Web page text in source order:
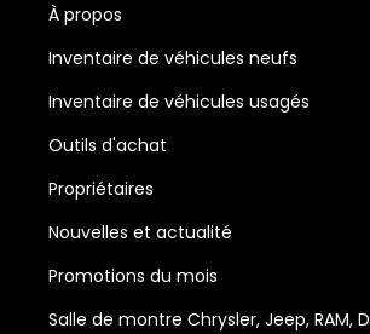
À propos
Inventaire de véhicules neufs
Inventaire de véhicules usagés
Outils d'achat
Propriétaires
Nouvelles et actualité
Promotions du mois
Salle de montre Chrysler, Jeep, RAM,